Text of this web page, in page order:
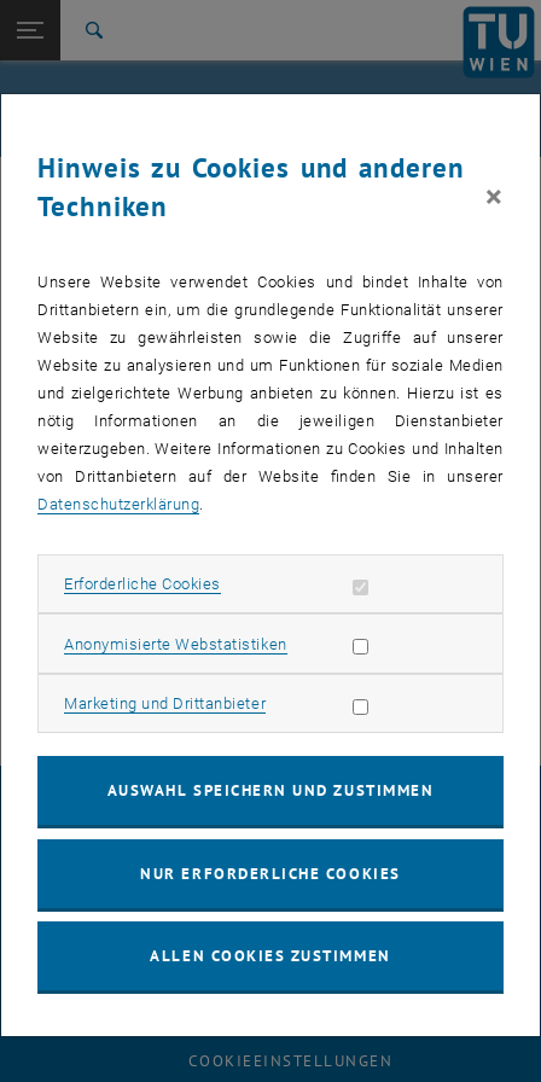
TU Login
Quicklinks
Studium
Zur 1. Menü Ebene
Alle News
Zurück: Subseiten von TU Wien Startseite auflisten
Zurück zur letzten Ebene:
TU Wien Startseite
27. Februar 2023
MANAGER:IN FÜR DEN BEREICH
QUALITÄT (M/W/D)
In deiner Rolle als Projekt Manager:in für den Bereich
Qualität (m/w/d)) bist du Teil des Continous Improvement
Office im Bereich Quality. Du bist zuständig für
bereichsübergreifende Prozessverbesserungsprojekte
innerhalb von INNIO und trägst so zur nachhaltigen
https://jobs.jobvite.com/innio/job/oTQVlfwJ , öffnet eine externe URL
COOKIEEINSTELLUNGEN
Hinweis zu Cookies und anderen
Techniken
×
Unsere Website verwendet Cookies und bindet Inhalte von
Drittanbietern ein, um die grundlegende Funktionalität unserer
Website zu gewährleisten sowie die Zugriffe auf unserer
Website zu analysieren und um Funktionen für soziale Medien
und zielgerichtete Werbung anbieten zu können. Hierzu ist es
nötig Informationen an die jeweiligen Dienstanbieter
weiterzugeben. Weitere Informationen zu Cookies und Inhalten
von Drittanbietern auf der Website finden Sie in unserer
Datenschutzerklärung
Erforderliche Cookies Erforderliche Cookies zulassen
Anonymisierte WebstatistikenStatistik Cookies zulassen
Marketing und DrittanbieterMarketing Cookies zulassen
AUSWAHL SPEICHERN UND ZUSTIMMEN
NUR ERFORDERLICHE COOKIES
ALLEN COOKIES ZUSTIMMEN